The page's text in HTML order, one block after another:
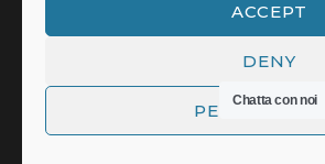
ACCEPT
DENY
Risposta Sarmati
Caro Loris, sei stato molto
commento, so che la vita dopo
viene stravolta per questo
Chatta con noi